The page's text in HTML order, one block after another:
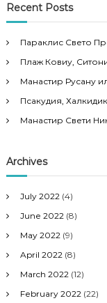
Recent Posts
Параклис Свето
Плаж Ковиу,
Манастир Русану
Псакудия,
Манастир Свети
Archives
July 2022 (4)
June 2022 (8)
May 2022 (9)
April 2022 (8)
March 2022 (12)
February 2022 (22)